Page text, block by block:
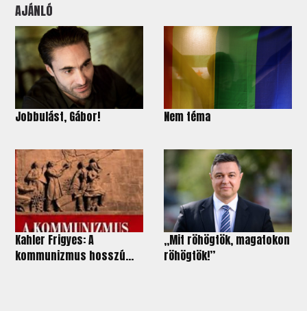
AJÁNLÓ
Jobbulást, Gábor! Nem téma
Kahler Frigyes: A
kommunizmus hosszú...
„Mit röhögtök, magatokon
röhögtök!”